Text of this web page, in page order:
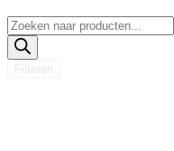
Producten
zoeken